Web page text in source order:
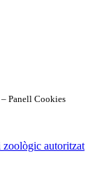
– Panell Cookies